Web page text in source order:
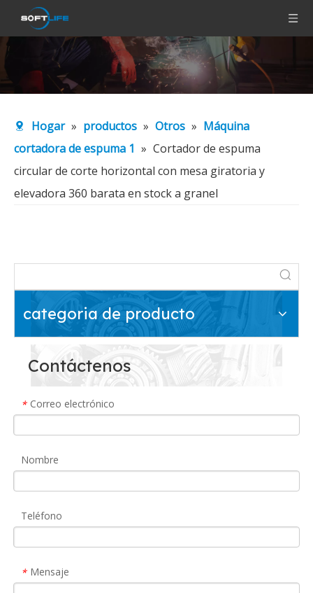
Hogar » productos » Otros » Máquina
cortadora de espuma 1 » Cortador de espuma
circular de corte horizontal con mesa giratoria y
elevadora 360 barata en stock a granel
categoria de producto
Contáctenos
* Correo electrónico
Nombre
Teléfono
* Mensaje